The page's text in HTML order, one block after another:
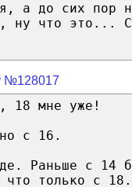
а до сих пор
ну что это...
№128017
18 мне уже!
с 16.
Раньше с 14
только с 18.